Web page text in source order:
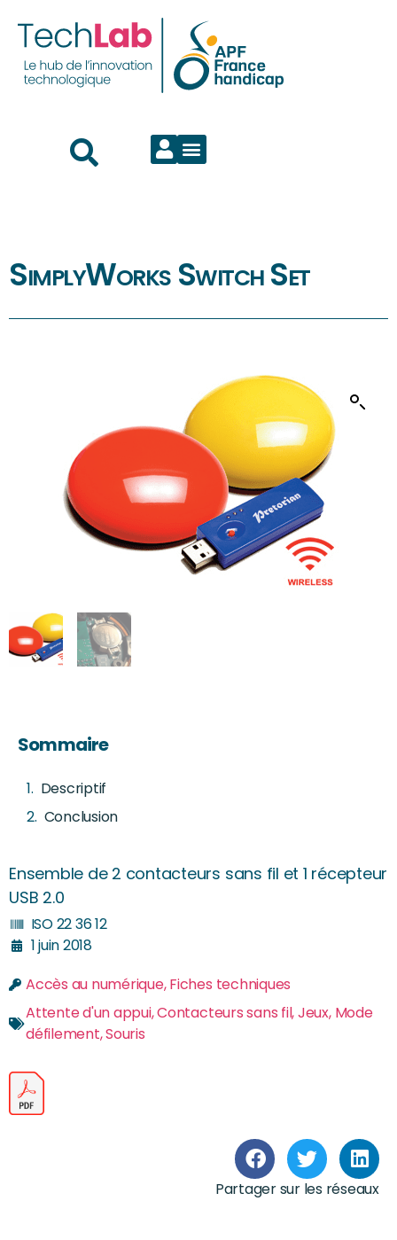
SimplyWorks Switch Set
Sommaire
Descriptif
Conclusion
Ensemble de 2 contacteurs sans fil et 1 récepteur
USB 2.0
ISO 22 36 12
1 juin 2018
Accès au numérique,Fiches techniques
Attente d'un appui,Contacteurs sans fil,Jeux, Mode
défilement,Souris
Partager sur les réseaux